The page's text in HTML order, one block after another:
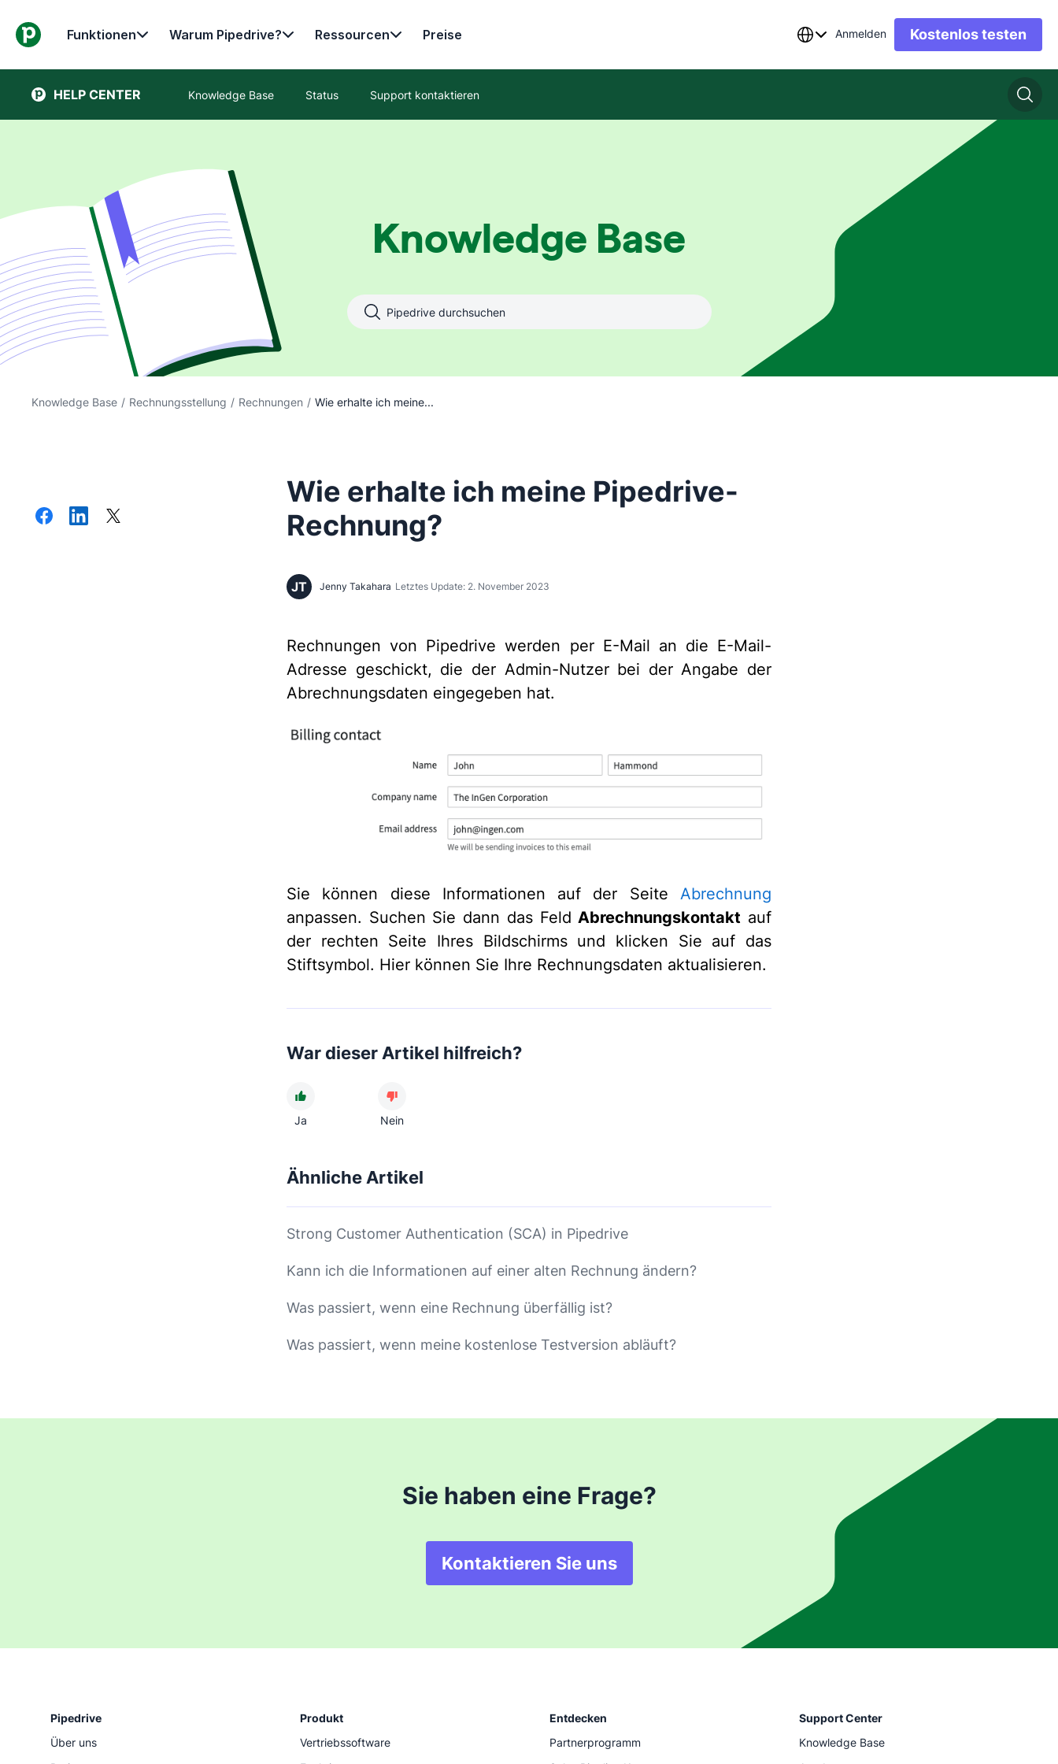
Funktionen Warum Pipedrive? Ressourcen Preise Anmelden Kostenlos testen
HELP CENTER Knowledge Base Status Support kontaktieren
Knowledge Base
Knowledge Base / Rechnungsstellung / Rechnungen / Wie erhalte ich meine...
Wie erhalte ich meine Pipedrive-
Rechnung?
JT Jenny Takahara Letztes Update: 2. November 2023
Rechnungen von Pipedrive werden per E-Mail an die E-Mail-
Adresse geschickt, die der Admin-Nutzer bei der Angabe der
Abrechnungsdaten eingegeben hat.
Sie können diese Informationen auf der Seite Abrechnung
anpassen. Suchen Sie dann das Feld Abrechnungskontakt auf
der rechten Seite Ihres Bildschirms und klicken Sie auf das
Stiftsymbol. Hier können Sie Ihre Rechnungsdaten aktualisieren.
War dieser Artikel hilfreich?
Ja Nein
Ähnliche Artikel
Strong Customer Authentication (SCA) in Pipedrive
Kann ich die Informationen auf einer alten Rechnung ändern?
Was passiert, wenn eine Rechnung überfällig ist?
Was passiert, wenn meine kostenlose Testversion abläuft?
Sie haben eine Frage?
Kontaktieren Sie uns
Pipedrive
Über uns
Produkt
Vertriebssoftware
Entdecken
Partnerprogramm
Support Center
Knowledge Base